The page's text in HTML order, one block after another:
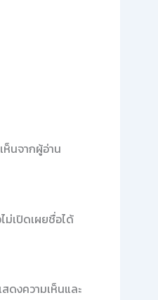
นจากผู้อ่าน
ม่เปิดเผยชื่อได้
ดงความเห็นและ